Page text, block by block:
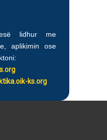
lidhur me
aplikimin ose
ks.org